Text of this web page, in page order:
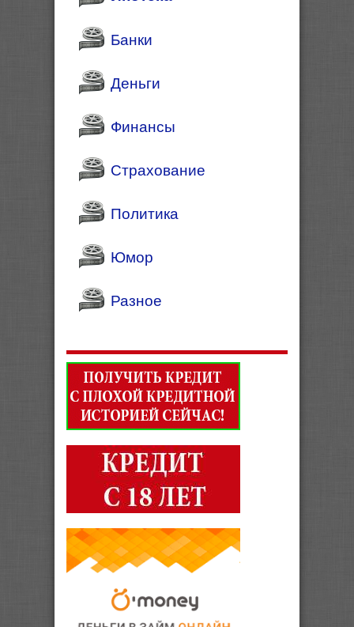
Банки
Деньги
Финансы
Страхование
Политика
Юмор
Разное